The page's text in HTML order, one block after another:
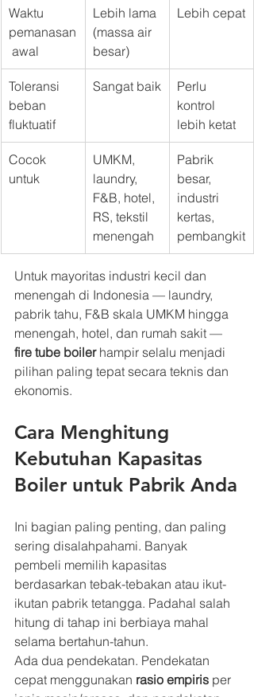
Waktu
pemanasan
awal
Lebih lama
(massa air
besar)
Lebih cepat
Toleransi
beban
fluktuatif
Sangat baik
Perlu
kontrol
lebih ketat
Cocok
untuk
UMKM,
laundry,
F&B, hotel,
RS, tekstil
menengah
Pabrik
besar,
industri
kertas,
pembangkit
Untuk mayoritas industri kecil dan
menengah di Indonesia — laundry,
pabrik tahu, F&B skala UMKM hingga
menengah, hotel, dan rumah sakit —
fire tube boiler hampir selalu menjadi
pilihan paling tepat secara teknis dan
ekonomis.
Cara Menghitung
Kebutuhan Kapasitas
Boiler untuk Pabrik Anda
Ini bagian paling penting, dan paling
sering disalahpahami. Banyak
pembeli memilih kapasitas
berdasarkan tebak-tebakan atau ikut-
ikutan pabrik tetangga. Padahal salah
hitung di tahap ini berbiaya mahal
selama bertahun-tahun.
Ada dua pendekatan. Pendekatan
cepat menggunakan rasio empiris per